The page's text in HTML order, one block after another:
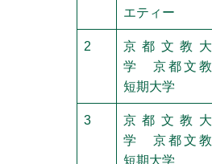
エティー
2
京都文教大
学 京都文教
短期大学
3
京都文教大
学 京都文教
短期大学